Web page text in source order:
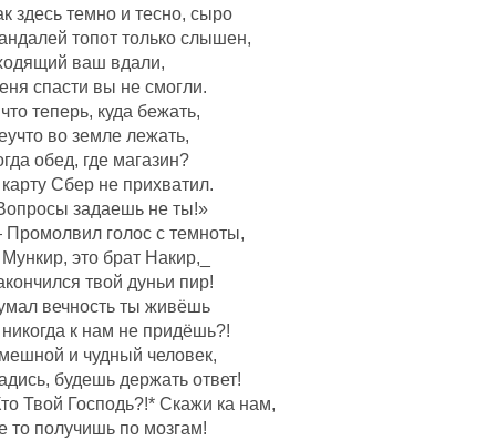
здесь темно и тесно, сыро
топот только слышен,
ваш вдали,
спасти вы не смогли.
теперь, куда бежать,
во земле лежать,
обед, где магазин?
Сбер не прихватил.
задаешь не ты!»
голос с темноты,
это брат Накир,_
твой дуньи пир!
вечность ты живёшь
к нам не придёшь?!
и чудный человек,
будешь держать ответ!
Твой Господь?!* Скажи ка нам,
то получишь по мозгам!